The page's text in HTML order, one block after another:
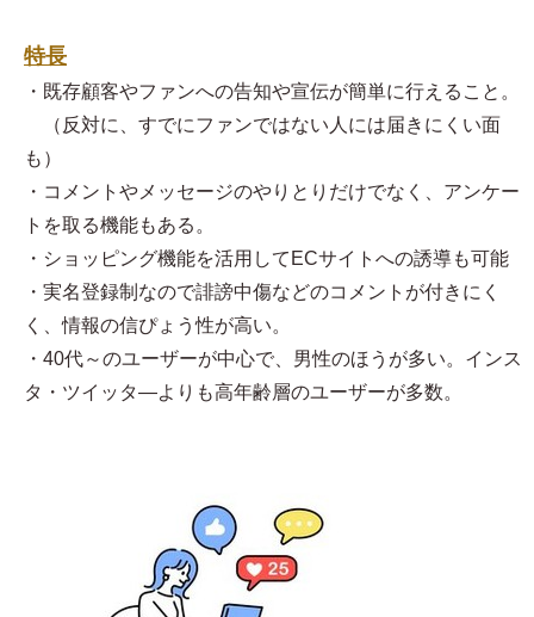
特長
・既存顧客やファンへの告知や宣伝が簡単に行えること。
（反対に、すでにファンではない人には届きにくい面
も）
・コメントやメッセージのやりとりだけでなく、アンケー
トを取る機能もある。
・ショッピング機能を活用してECサイトへの誘導も可能
・実名登録制なので誹謗中傷などのコメントが付きにく
く、情報の信ぴょう性が高い。
・40代～のユーザーが中心で、男性のほうが多い。インス
タ・ツイッタ―よりも高年齢層のユーザーが多数。